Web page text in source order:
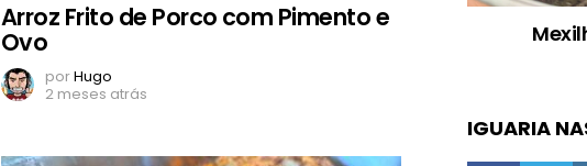
Arroz Frito de Porco com Pimento e
Ovo
porHugo
2 meses atrás
IGUARIA